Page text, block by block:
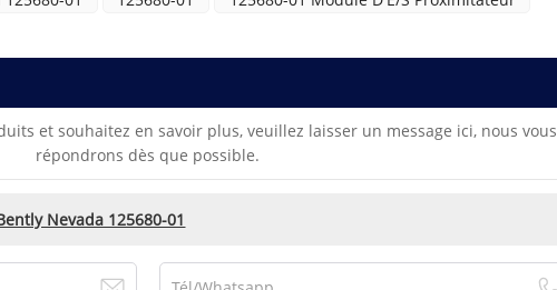
et souhaitez en savoir plus, veuillez laisser un message ici, nous vous
répondrons dès que possible.
Nevada 125680-01